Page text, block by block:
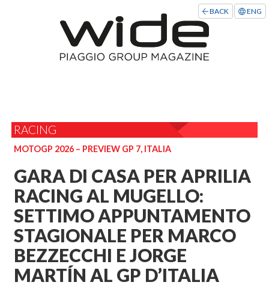
ENG
BACK
RACING
MOTOGP 2026 – PREVIEW GP 7, ITALIA
GARA DI CASA PER APRILIA
RACING AL MUGELLO:
SETTIMO APPUNTAMENTO
STAGIONALE PER MARCO
BEZZECCHI E JORGE
MARTÍN AL GP D’ITALIA